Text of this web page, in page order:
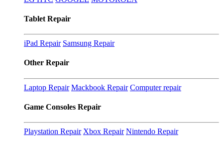
Tablet Repair
iPad Repair Samsung Repair
Other Repair
Laptop Repair Mackbook Repair Computer repair
Game Consoles Repair
Playstation Repair Xbox Repair Nintendo Repair